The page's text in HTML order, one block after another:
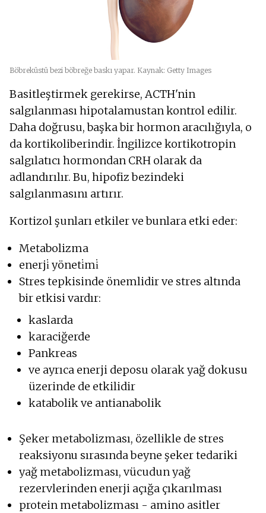
Böbreküstü bezi böbreğe baskı yapar. Kaynak: Getty Images
Basitleştirmek gerekirse, ACTH'nin
salgılanması hipotalamustan kontrol edilir.
Daha doğrusu, başka bir hormon aracılığıyla, o
da kortikoliberindir. İngilizce kortikotropin
salgılatıcı hormondan CRH olarak da
adlandırılır. Bu, hipofiz bezindeki
salgılanmasını artırır.
Kortizol şunları etkiler ve bunlara etki eder:
Metabolizma
enerji̇ yöneti̇mi̇
Stres tepkisinde önemlidir ve stres altında
bir etkisi vardır:
kaslarda
karaciğerde
Pankreas
ve ayrıca enerji deposu olarak yağ dokusu
üzerinde de etkilidir
katabolik ve antianabolik
Şeker metabolizması, özellikle de stres
reaksiyonu sırasında beyne şeker tedariki
yağ metabolizması, vücudun yağ
rezervlerinden enerji açığa çıkarılması
protein metabolizması - amino asitler